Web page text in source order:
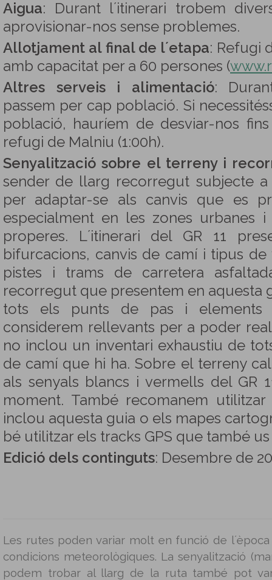
Aigua: Durant l´itinerari trobem
aprovisionar-nos sense problemes.
Allotjament al final de l´etapa: Refugi
amb capacitat per a 60 persones (
Altres serveis i alimentació:
passem per cap població. Si
població, hauríem de desviar-nos
refugi de Malniu (1:00h).
Senyalització sobre el terreny i
sender de llarg recorregut subjecte a
per adaptar-se als canvis que es
especialment en les zones urbanes
properes. L´itinerari del GR 11
bifurcacions, canvis de camí i tipus
pistes i trams de carretera
recorregut que presentem en aquesta
tots els punts de pas i elements
considerem rellevants per a poder
no inclou un inventari exhaustiu de
de camí que hi ha. Sobre el terreny
als senyals blancs i vermells del GR
moment. També recomanem
inclou aquesta guia o els mapes
bé utilitzar els tracks GPS que també
Edició dels continguts: Desembre de
Les rutes poden variar molt en funció de
condicions meteorològiques. La senyalització
podem trobar al llarg de la ruta també pot